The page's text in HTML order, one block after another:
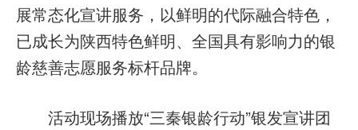
展常态化宣讲服务，以鲜明的代际融合特色，
已成长为陕西特色鲜明、全国具有影响力的银
龄慈善志愿服务标杆品牌。
活动现场播放“三秦银龄行动”银发宣讲团